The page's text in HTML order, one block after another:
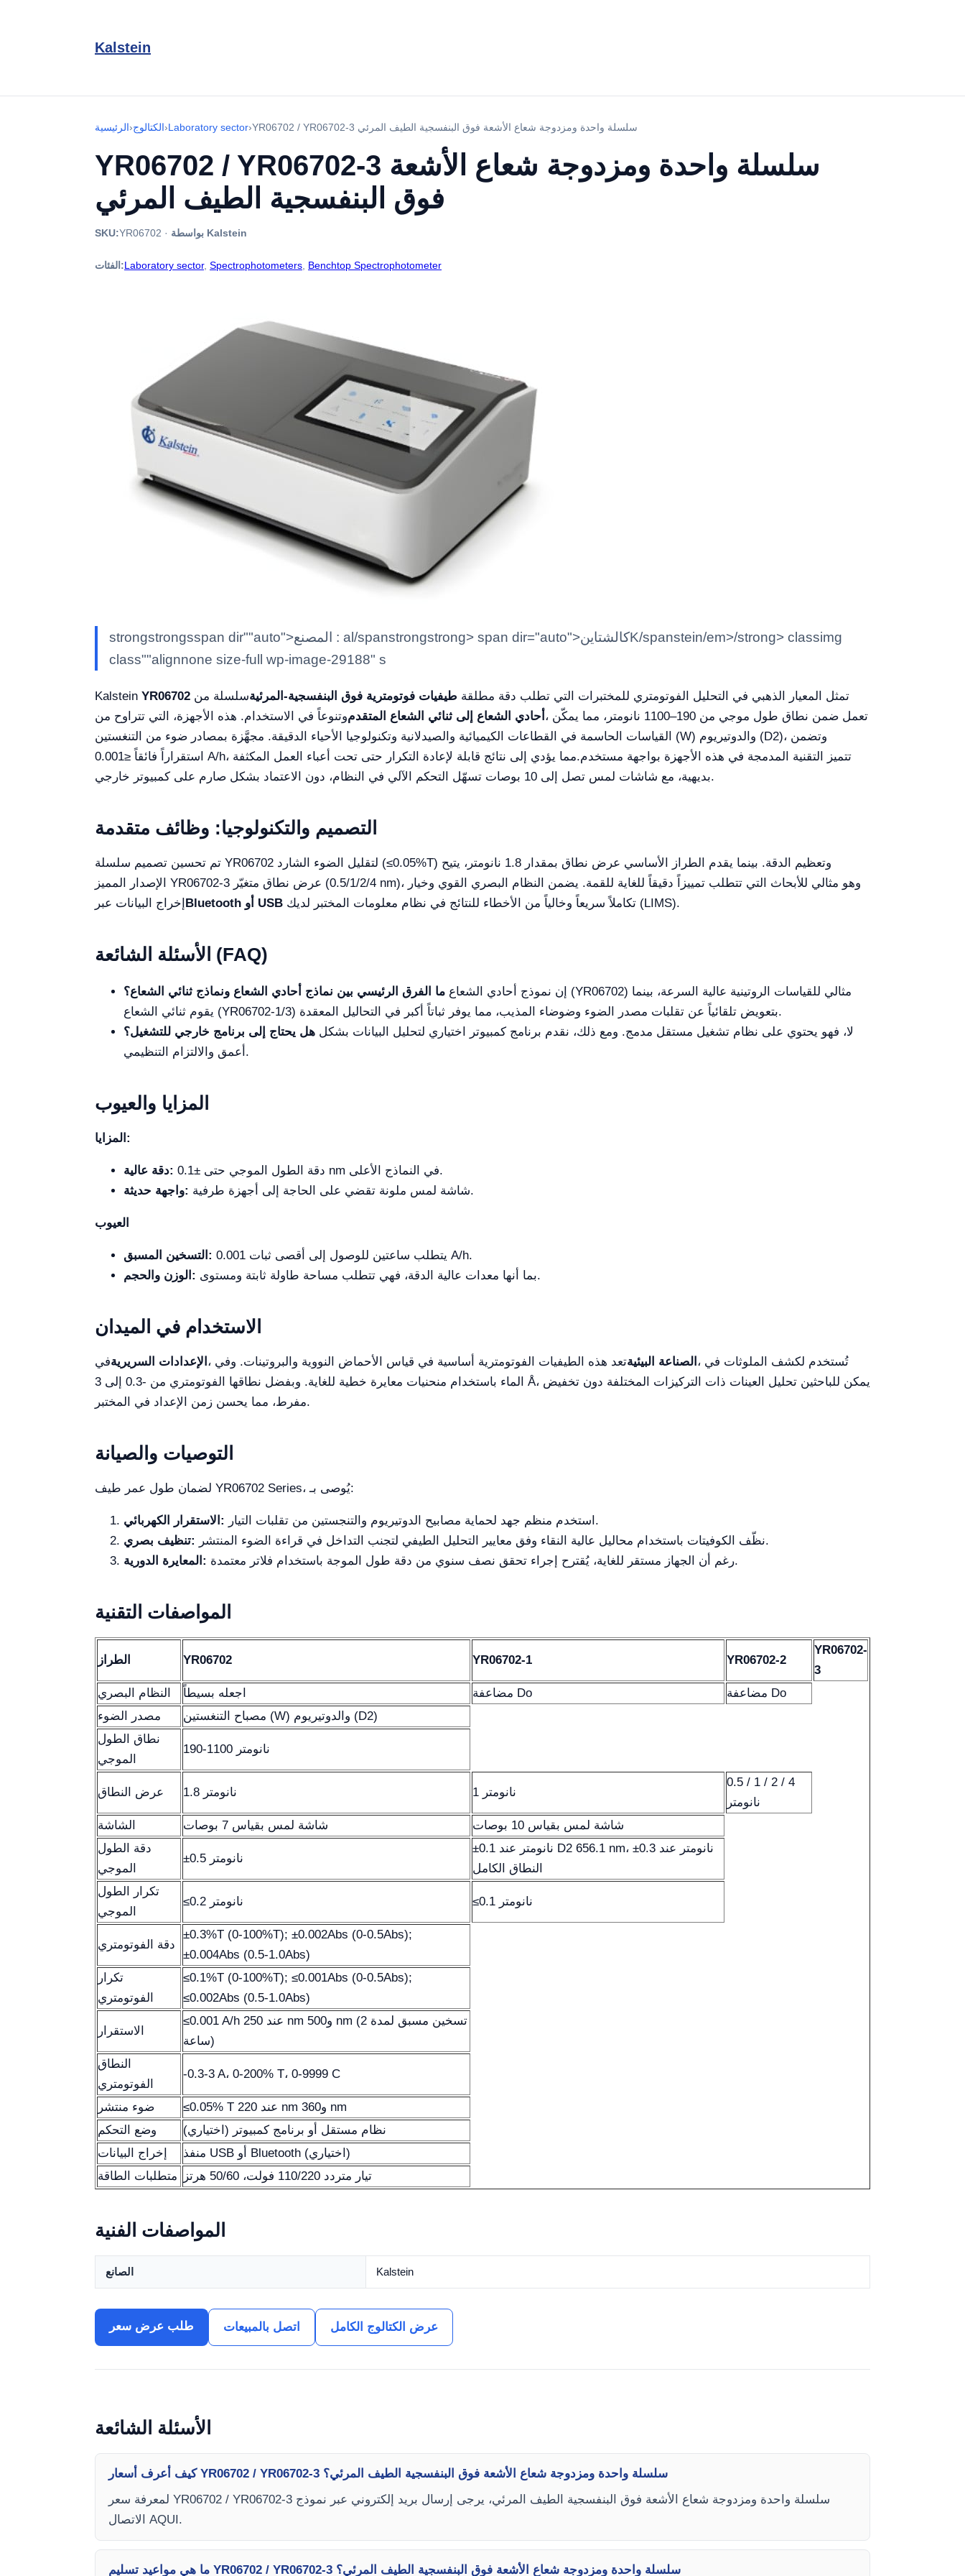
Kalstein
الرئيسية›الكتالوج›Laboratory sector› YR06702 / YR06702-3 سلسلة واحدة ومزدوجة شعاع الأشعة فوق البنفسجية الطيف المرئي
YR06702 / YR06702-3 سلسلة واحدة ومزدوجة شعاع الأشعة
فوق البنفسجية الطيف المرئي
SKU:YR06702 · بواسطة Kalstein
الفئات:Laboratory sector, Spectrophotometers Benchtop Spectrophotometer
strongstrongsspan dir""auto">المصنع : al/spanstrongstrong> span dir="auto">كالشتاينK/spanstein/em>/strong> classimg
class""alignnone size-full wp-image-29188" s
Kalstein YR06702 سلسلة منطيفيات فوتومترية فوق البنفسجية-المرئية
وتنوعاً في الاستخدام. هذه الأجهزة، التي تتراوح منأحادي الشعاع إلى ثنائي الشعاع المتقدم ، تعمل ضمن نطاق طول موجي من 190–1100 نانومتر، مما يمكّن
القياسات الحاسمة في القطاعات الكيميائية والصيدلانية وتكنولوجيا الأحياء الدقيقة. مجهَّزة بمصادر ضوء من التنغستين (W) والدوتيريوم (D2)، وتضمن
استقراراً فائقاً ≤0.001 A/h، مما يؤدي إلى نتائج قابلة لإعادة التكرار حتى تحت أعباء العمل المكثفة.تتميز التقنية المدمجة في هذه الأجهزة بواجهة مستخدم
بديهية، مع شاشات لمس تصل إلى 10 بوصات تسهّل التحكم الآلي في النظام، دون الاعتماد بشكل صارم على كمبيوتر خارجي.
التصميم والتكنولوجيا: وظائف متقدمة
تم تحسين تصميم سلسلة YR06702 لتقليل الضوء الشارد (≤0.05%T) وتعظيم الدقة. بينما يقدم الطراز الأساسي عرض نطاق بمقدار 1.8 نانومتر، يتيح
الإصدار المميز YR06702-3 عرض نطاق متغيّر (0.5/1/2/4 nm)، وهو مثالي للأبحاث التي تتطلب تمييزاً دقيقاً للغاية للقمة. يضمن النظام البصري القوي وخيار
إخراج البيانات عبر
Bluetooth أو USB تكاملاً سريعاً وخالياً من الأخطاء للنتائج في نظام معلومات المختبر لديك (LIMS).
الأسئلة الشائعة (FAQ)
ما الفرق الرئيسي بين نماذج أحادي الشعاع ونماذج ثنائي الشعاع؟
يقوم ثنائي الشعاع (YR06702-1/3) بتعويض تلقائياً عن تقلبات مصدر الضوء وضوضاء المذيب، مما يوفر ثباتاً أكبر في التحاليل المعقدة.
هل يحتاج إلى برنامج خارجي للتشغيل؟
أعمق والالتزام التنظيمي.
المزايا والعيوب
المزايا:
دقة عالية:
دقة الطول الموجي حتى ±0.1 nm في النماذج الأعلى.
واجهة حديثة:
شاشة لمس ملونة تقضي على الحاجة إلى أجهزة طرفية.
العيوب
التسخين المسبق:
يتطلب ساعتين للوصول إلى أقصى ثبات 0.001 A/h.
الوزن والحجم:
بما أنها معدات عالية الدقة، فهي تتطلب مساحة طاولة ثابتة ومستوى.
الاستخدام في الميدان
فيالإعدادات السريرية ، تعد هذه الطيفيات الفوتومترية أساسية في قياس الأحماض النووية والبروتينات. وفيالصناعة البيئية ، تُستخدم لكشف الملوثات في
الماء باستخدام منحنيات معايرة خطية للغاية. وبفضل نطاقها الفوتومتري من -0.3 إلى 3 Å، يمكن للباحثين تحليل العينات ذات التركيزات المختلفة دون تخفيض
مفرط، مما يحسن زمن الإعداد في المختبر.
التوصيات والصيانة
لضمان طول عمر طيف YR06702 Series، يُوصى بـ:
الاستقرار الكهربائي:
استخدم منظم جهد لحماية مصابيح الدوتيريوم والتنجستين من تقلبات التيار.
تنظيف بصري:
نظّف الكوفيتات باستخدام محاليل عالية النقاء وفق معايير التحليل الطيفي لتجنب التداخل في قراءة الضوء المنتشر.
المعايرة الدورية:
رغم أن الجهاز مستقر للغاية، يُقترح إجراء تحقق نصف سنوي من دقة طول الموجة باستخدام فلاتر معتمدة.
المواصفات التقنية
الطراز YR06702 YR06702-1 YR06702-2
YR06702-
3
النظام البصري
اجعله بسيطاً مضاعفة Do
مضاعفة Do
مصدر الضوء
مصباح التنغستين (W) والدوتيريوم (D2)
نطاق الطول
الموجي
190-1100 نانومتر
عرض النطاق 1.8 نانومتر 1 نانومتر
0.5 / 1 / 2 / 4
نانومتر
الشاشة
شاشة لمس بقياس 7 بوصات
شاشة لمس بقياس 10 بوصات
دقة الطول
الموجي
±0.5 نانومتر
±0.1 نانومتر عند D2 656.1 nm، ±0.3 نانومتر عند
النطاق الكامل
تكرار الطول
الموجي
≤0.2 نانومتر ≤0.1 نانومتر
دقة الفوتومتري
±0.3%T (0-100%T); ±0.002Abs (0-0.5Abs);
±0.004Abs (0.5-1.0Abs)
تكرار
الفوتومتري
≤0.1%T (0-100%T); ≤0.001Abs (0-0.5Abs);
≤0.002Abs (0.5-1.0Abs)
الاستقرار
≤0.001 A/h عند 250 nm و500 nm (تسخين مسبق لمدة 2
ساعة)
النطاق
الفوتومتري
-0.3-3 A، 0-200% T، 0-9999 C
ضوء منتشر
≤0.05% T عند 220 nm و360 nm
وضع التحكم
نظام مستقل أو برنامج كمبيوتر (اختياري)
إخراج البيانات
منفذ USB أو Bluetooth (اختياري)
متطلبات الطاقة
تيار متردد 110/220 فولت، 50/60 هرتز
المواصفات الفنية
الصانع Kalstein
طلب عرض سعر اتصل بالمبيعات عرض الكتالوج الكامل
الأسئلة الشائعة
كيف أعرف أسعار YR06702 / YR06702-3 سلسلة واحدة ومزدوجة شعاع الأشعة فوق البنفسجية الطيف المرئي؟
لمعرفة سعر YR06702 / YR06702-3 سلسلة واحدة ومزدوجة شعاع الأشعة فوق البنفسجية الطيف المرئي، يرجى إرسال بريد إلكتروني عبر نموذج
الاتصال AQUI.
ما هي مواعيد تسليم YR06702 / YR06702-3 سلسلة واحدة ومزدوجة شعاع الأشعة فوق البنفسجية الطيف المرئي؟